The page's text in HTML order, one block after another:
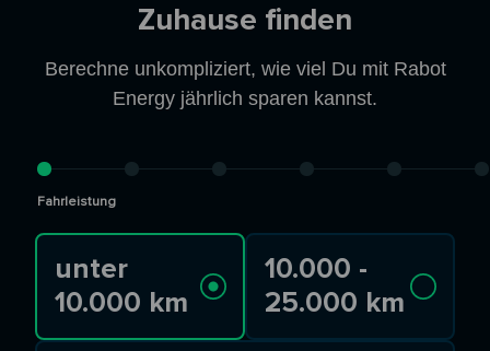
Zuhause finden
Berechne unkompliziert, wie viel Du mit Rabot
Energy jährlich sparen kannst.
Fahrleistung
unter
10.000 km
10.000 -
25.000 km